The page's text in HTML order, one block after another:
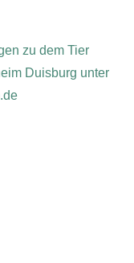
zu dem Tier
Duisburg unter